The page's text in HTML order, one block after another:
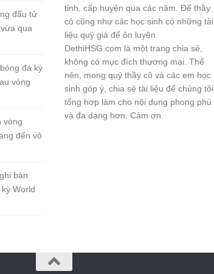
đấu tử
qua
đá kỳ
vòng
vòng
đến vô
bàn
World
tỉnh, cấp huyện qua các năm. Để thầy
cô cũng như các học sinh có những tài
liệu quý giá để ôn luyện.
DethiHSG.com là một trang chia sẻ,
không có mục đích thương mại. Thế
nên, mong quý thầy cô và các em học
sinh góp ý, chia sẻ tài liệu để chúng tôi
tổng hợp làm cho nội dung phong phú
và đa dạng hơn. Cảm ơn.